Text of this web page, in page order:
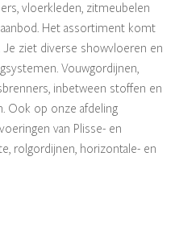
vloerkleden, zitmeubelen
Het assortiment komt
ziet diverse showvloeren en
Vouwgordijnen,
inbetween stoffen en
Ook op onze afdeling
van Plisse- en
rolgordijnen, horizontale- en